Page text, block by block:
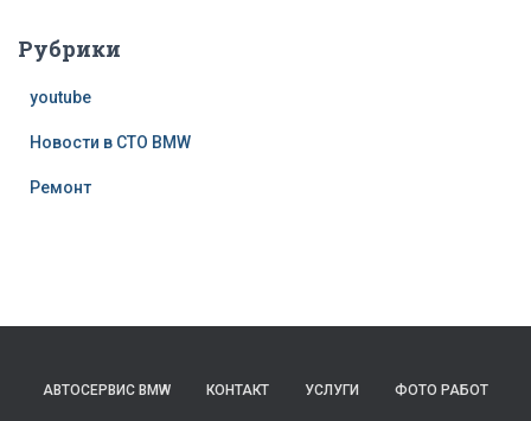
Рубрики
youtube
Новости в СТО BMW
Ремонт
АВТОСЕРВИС BMW КОНТАКТ УСЛУГИ ФОТО РАБОТ